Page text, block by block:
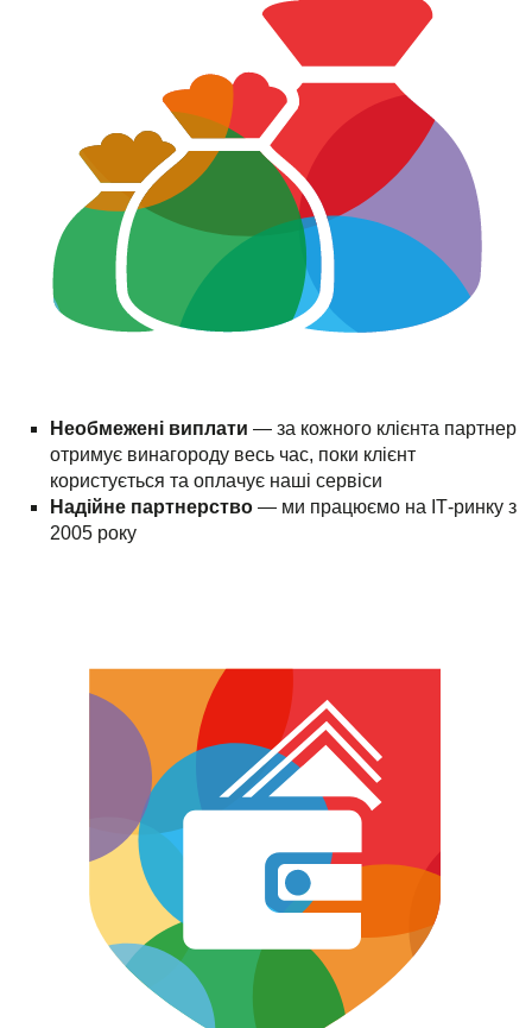
Необмежені виплати — за кожного клієнта партнер
отримує винагороду весь час, поки клієнт
користується та оплачує наші сервіси
Надійне партнерство — ми працюємо на ІТ-ринку з
2005 року